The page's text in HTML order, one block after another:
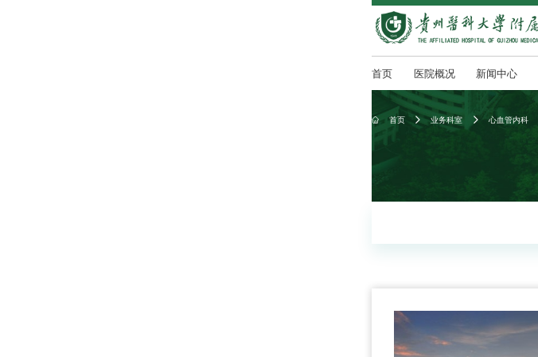
首页 医院概况 新闻中心
 首页  业务科室  心血管内科